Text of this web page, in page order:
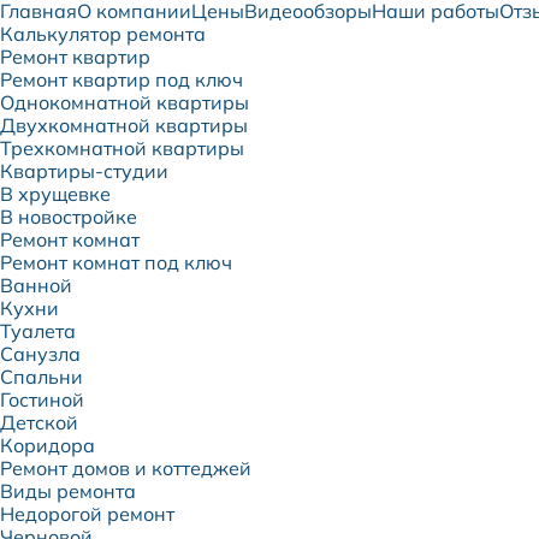
ГлавнаяО компанииЦеныВидеообзорыНаши работы
Калькулятор ремонта
Ремонт квартир
Ремонт квартир под ключ
Однокомнатной квартиры
Двухкомнатной квартиры
Трехкомнатной квартиры
Квартиры-студии
В хрущевке
В новостройке
Ремонт комнат
Ремонт комнат под ключ
Ванной
Кухни
Туалета
Санузла
Спальни
Гостиной
Детской
Коридора
Ремонт домов и коттеджей
Виды ремонта
Недорогой ремонт